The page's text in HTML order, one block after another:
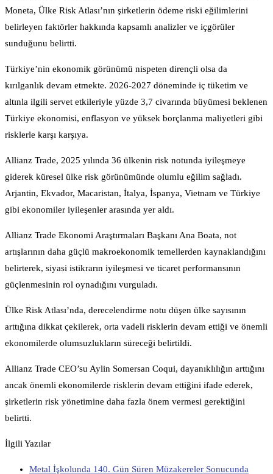
Moneta, Ülke Risk Atlası’nın şirketlerin ödeme riski eğilimlerini
belirleyen faktörler hakkında kapsamlı analizler ve içgörüler
sunduğunu belirtti.
Türkiye’nin ekonomik görünümü nispeten dirençli olsa da
kırılganlık devam etmekte. 2026-2027 döneminde iç tüketim ve
altınla ilgili servet etkileriyle yüzde 3,7 civarında büyümesi beklenen
Türkiye ekonomisi, enflasyon ve yüksek borçlanma maliyetleri gibi
risklerle karşı karşıya.
Allianz Trade, 2025 yılında 36 ülkenin risk notunda iyileşmeye
giderek küresel ülke risk görünümünde olumlu eğilim sağladı.
Arjantin, Ekvador, Macaristan, İtalya, İspanya, Vietnam ve Türkiye
gibi ekonomiler iyileşenler arasında yer aldı.
Allianz Trade Ekonomi Araştırmaları Başkanı Ana Boata, not
artışlarının daha güçlü makroekonomik temellerden kaynaklandığını
belirterek, siyasi istikrarın iyileşmesi ve ticaret performansının
güçlenmesinin rol oynadığını vurguladı.
Ülke Risk Atlası’nda, derecelendirme notu düşen ülke sayısının
arttığına dikkat çekilerek, orta vadeli risklerin devam ettiği ve önemli
ekonomilerde olumsuzlukların süreceği belirtildi.
Allianz Trade CEO’su Aylin Somersan Coqui, dayanıklılığın arttığını
ancak önemli ekonomilerde risklerin devam ettiğini ifade ederek,
şirketlerin risk yönetimine daha fazla önem vermesi gerektiğini
belirtti.
İlgili Yazılar
Metal İşkolunda 140. Gün Süren Müzakereler Sonucunda